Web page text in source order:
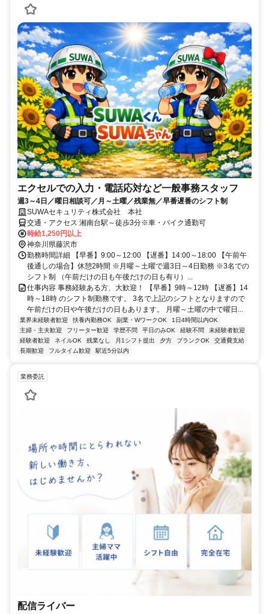
エクセルでの入力・電話応対など一般事務スタッフ
週3～4日／曜日相談可／月～土曜／残業無／早番遅番のシフト制
SUWAセキュリティ株式会社 本社
交通・アクセス 湘南台駅～徒歩3分※車・バイク通勤可
時給1,250円以上
神奈川県藤沢市
勤務時間詳細 【早番】9:00～12:00 【遅番】14:00～18:00 【午前午
後通しの場合】休憩2時間 ※月曜～土曜で週3日～4日勤務 ※3名での
シフト制 （午前だけの日も午後だけの日も有り）...
仕事内容 事務経験ある方、大歓迎！ 【早番】9時～12時 【遅番】14
時～18時 のシフト制勤務です。 3名で上記のシフトとなりますので
午前だけの日や午後だけの日もあります。 月曜～土曜の中で曜日...
業界未経験者歓迎 扶養内勤務OK 副業・WワークOK
1日4時間以内OK
主婦・主夫歓迎
フリーター歓迎 学歴不問 平日のみOK 経験不問
未経験者歓迎
経験者歓迎
ネイルOK 残業なし 月1シフト提出 夕方 ブランクOK
交通費支給
長期歓迎
フルタイム歓迎 駅近5分以内
業務委託
配信ライバー